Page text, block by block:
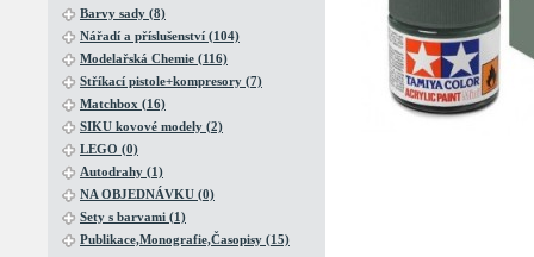
Barvy sady (8)
Nářadí a příslušenství (104)
Modelařská Chemie (116)
Stříkací pistole+kompresory (7)
Matchbox (16)
SIKU kovové modely (2)
LEGO (0)
Autodrahy (1)
NA OBJEDNÁVKU (0)
Sety s barvami (1)
Publikace,Monografie,Časopisy (15)